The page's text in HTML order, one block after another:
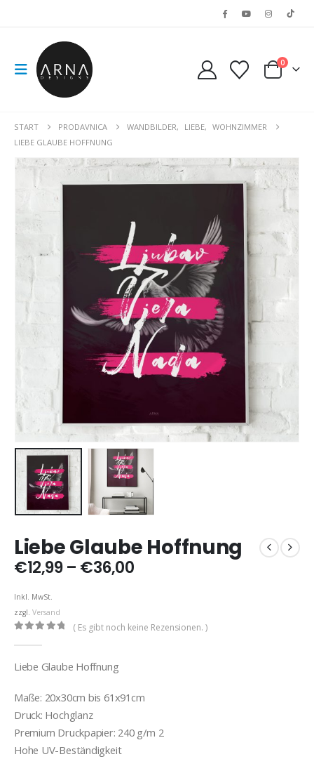
0
START PRODAVNICA WANDBILDER, LIEBE, WOHNZIMMER
LIEBE GLAUBE HOFFNUNG
Liebe Glaube Hoffnung
€12,99 – €36,00Preisspanne:
Inkl. MwSt.
zzgl. Versand
( Es gibt noch keine Rezensionen. )
Liebe Glaube Hoffnung
Maße: 20x30cm bis 61x91cm
Druck: Hochglanz
Premium Druckpapier: 240 g/m 2
Hohe UV-Beständigkeit